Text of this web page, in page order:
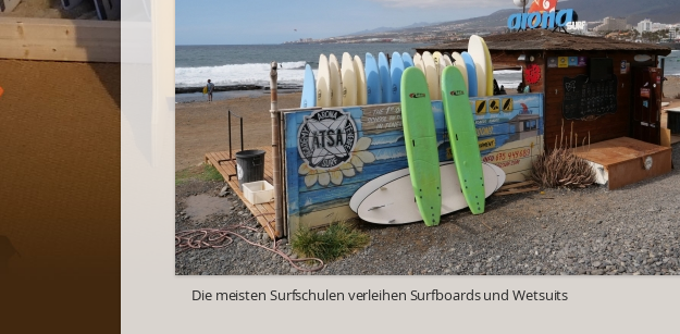
Die meisten Surfschulen verleihen Surfboards und Wetsuits